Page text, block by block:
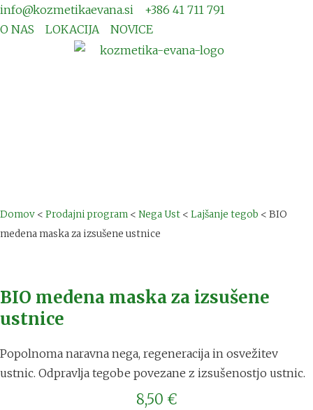
info@kozmetikaevana.si
+386 41 711 791
O NAS
LOKACIJA NOVICE
Domov < Prodajni program < Nega Ust < Lajšanje tegob < BIO
medena maska za izsušene ustnice
BIO medena maska za izsušene
ustnice
Popolnoma naravna nega, regeneracija in osvežitev
ustnic. Odpravlja tegobe povezane z izsušenostjo ustnic.
8,50 €